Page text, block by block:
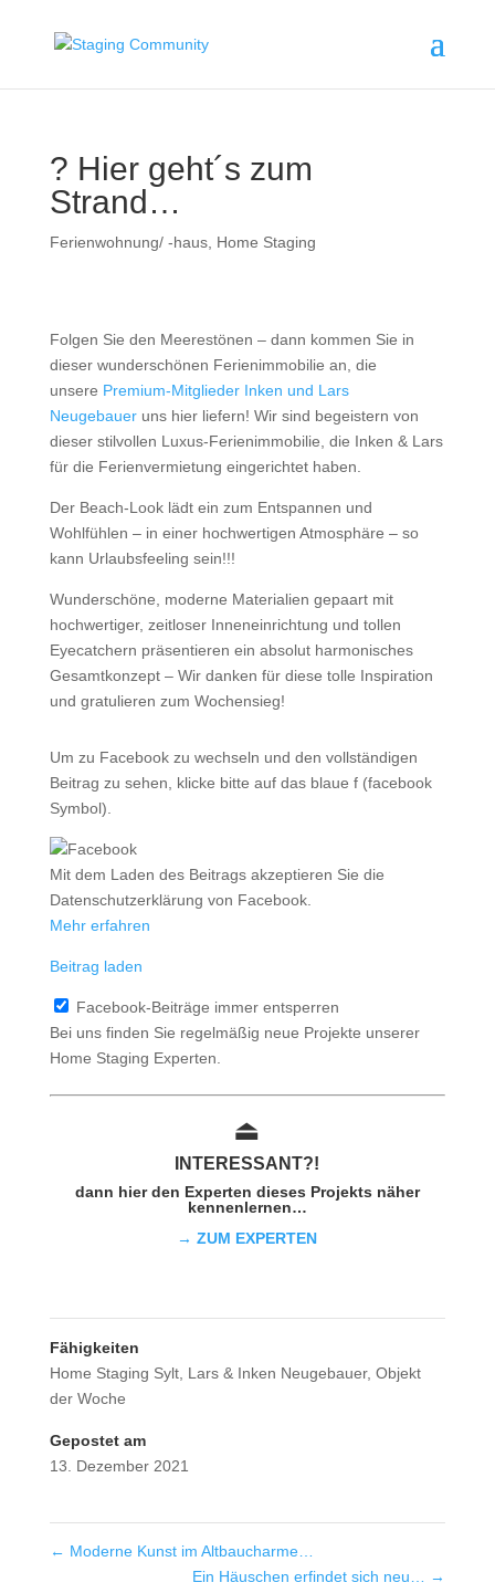
? Hier geht´s zum
Strand…
Ferienwohnung/ -haus, Home Staging
Folgen Sie den Meerestönen – dann kommen Sie in
dieser wunderschönen Ferienimmobilie an, die
unsere Premium-Mitglieder Inken und Lars
Neugebaueruns hier liefern! Wir sind begeistern von
dieser stilvollen Luxus-Ferienimmobilie, die Inken & Lars
für die Ferienvermietung eingerichtet haben.
Der Beach-Look lädt ein zum Entspannen und
Wohlfühlen – in einer hochwertigen Atmosphäre – so
kann Urlaubsfeeling sein!!!
Wunderschöne, moderne Materialien gepaart mit
hochwertiger, zeitloser Inneneinrichtung und tollen
Eyecatchern präsentieren ein absolut harmonisches
Gesamtkonzept – Wir danken für diese tolle Inspiration
und gratulieren zum Wochensieg!
Um zu Facebook zu wechseln und den vollständigen
Beitrag zu sehen, klicke bitte auf das blaue f (facebook
Symbol).
Mit dem Laden des Beitrags akzeptieren Sie die
Datenschutzerklärung von Facebook.
Mehr erfahren
Beitrag laden
Facebook-Beiträge immer entsperren
Bei uns finden Sie regelmäßig neue Projekte unserer
Home Staging Experten.
⏏︎
INTER ESSANT?!
dann hier den Experten dieses Projekts näher
kennenlernen…
→ ZUM EXPERTEN
Fähigkeiten
Home Staging Sylt, Lars & Inken Neugebauer, Objekt
der Woche
Gepostet am
13. Dezember 2021
← Moderne Kunst im Altbaucharme…
Ein Häuschen erfindet sich neu…
→